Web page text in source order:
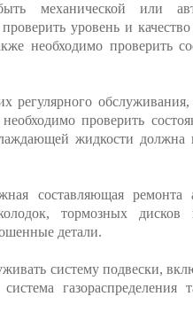
механической или
уровень и
необходимо проверить
обслуживания,
проверить
жидкости должна
составляющая
тормозных
детали.
систему подвески,